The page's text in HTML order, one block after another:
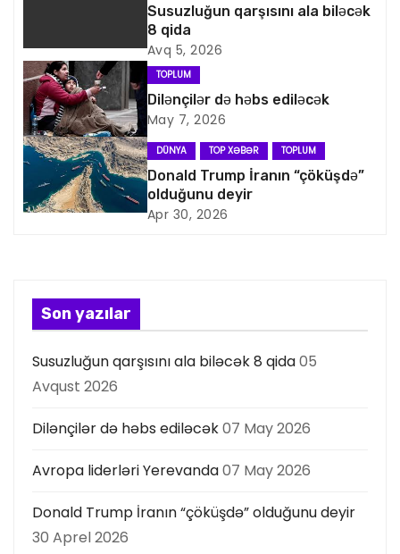
i
q
a
s
i
s
ı
Susuzluğun qarşısını ala biləcək
8 qida
Avq 5, 2026
TOPLUM
Dilənçilər də həbs ediləcək
May 7, 2026
DÜNYA TOP XƏBƏR TOPLUM
Donald Trump İranın “çöküşdə”
olduğunu deyir
Apr 30, 2026
Son yazılar
Susuzluğun qarşısını ala biləcək 8 qida05
Avqust 2026
Dilənçilər də həbs ediləcək07 May 2026
Avropa liderləri Yerevanda07 May 2026
Donald Trump İranın “çöküşdə” olduğunu deyir
30 Aprel 2026